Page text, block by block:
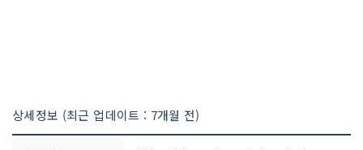
상세정보 (최근 업데이트 : 7개월 전)